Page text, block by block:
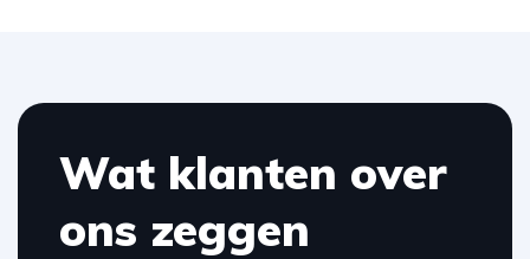
Wat klanten over
ons zeggen